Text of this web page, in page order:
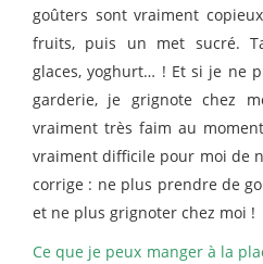
goûters sont vraiment
fruits, puis un met sucré.
glaces, yoghurt… ! Et si je ne
garderie, je grignote chez
vraiment très faim au
vraiment difficile pour moi de
corrige : ne plus prendre de
et ne plus grignoter chez moi !
Ce que je peux manger à la